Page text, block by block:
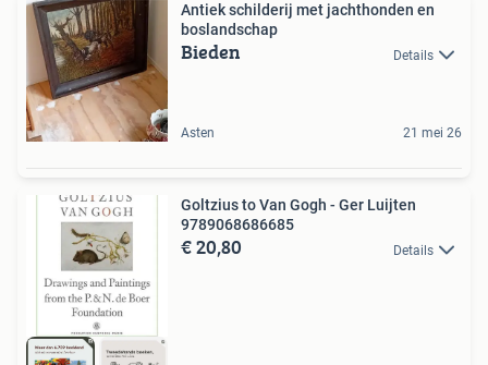
Antiek schilderij met jachthonden en
boslandschap
Bieden Details
Asten 21 mei 26
Goltzius to Van Gogh - Ger Luijten
9789068686685
€ 20,80 Details